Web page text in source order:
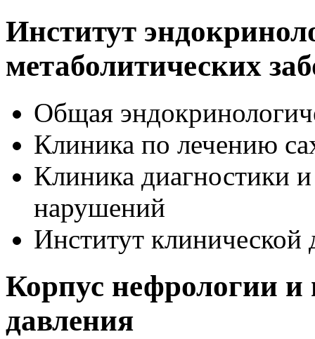
Институт
метаболитических
Общая
Клиника по лечению
Клиника диагностики
нарушений
Институт клинической
Корпус нефрологии
давления